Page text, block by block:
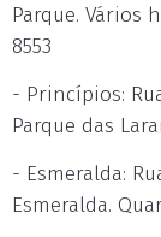
Parque. Vários
8553
- Princípios:
Parque das
- Esmeralda:
Esmeralda.